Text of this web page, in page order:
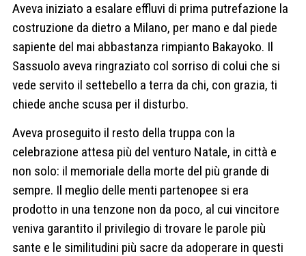
Aveva iniziato a esalare effluvi di prima putrefazione la
costruzione da dietro a Milano, per mano e dal piede
sapiente del mai abbastanza rimpianto Bakayoko. Il
Sassuolo aveva ringraziato col sorriso di colui che si
vede servito il settebello a terra da chi, con grazia, ti
chiede anche scusa per il disturbo.
Aveva proseguito il resto della truppa con la
celebrazione attesa più del venturo Natale, in città e
non solo: il memoriale della morte del più grande di
sempre. Il meglio delle menti partenopee si era
prodotto in una tenzone non da poco, al cui vincitore
veniva garantito il privilegio di trovare le parole più
sante e le similitudini più sacre da adoperare in questi